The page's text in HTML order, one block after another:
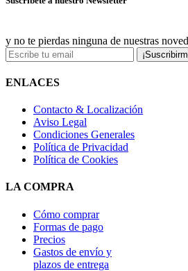
y no te pierdas ninguna de nuestras
ENLACES
Contacto & Localización
Aviso Legal
Condiciones Generales
Política de Privacidad
Política de Cookies
LA COMPRA
Cómo comprar
Formas de pago
Precios
Gastos de envío y
plazos de entrega